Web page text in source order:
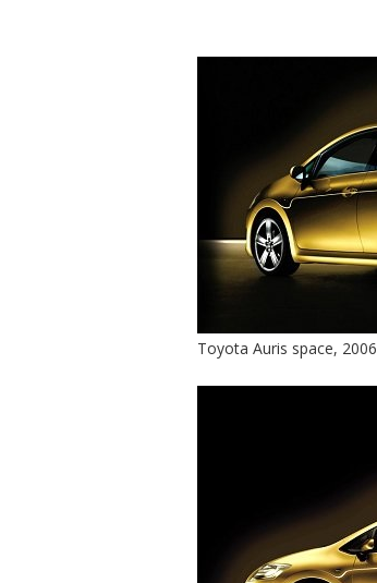
Toyota Auris space, 2006